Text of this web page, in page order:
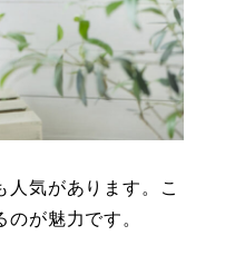
人気があります。こ
が魅力です。